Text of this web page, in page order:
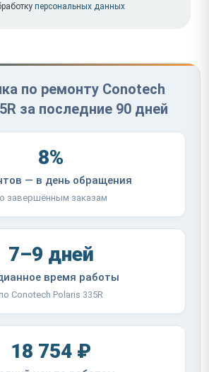
персональных данных
по ремонту Conotech
за последние 90 дней
8%
— в день обращения
завершённым заказам
7–9 дней
время работы
по Conotech Polaris 335R
18 754 ₽